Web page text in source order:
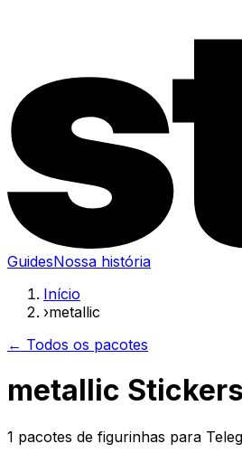
GuidesNossa história
Início
›metallic
← Todos os pacotes
metallic Stickers
1 pacotes de figurinhas para